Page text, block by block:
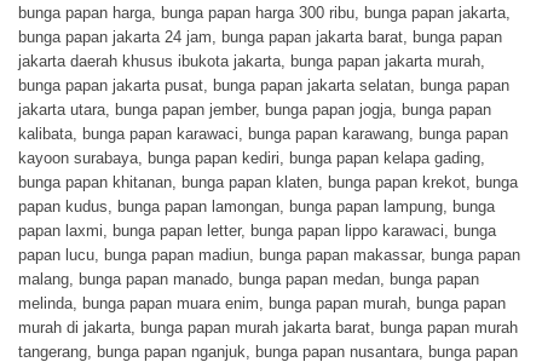
bunga papan harga, bunga papan harga 300 ribu, bunga papan jakarta,
bunga papan jakarta 24 jam, bunga papan jakarta barat, bunga papan
jakarta daerah khusus ibukota jakarta, bunga papan jakarta murah,
bunga papan jakarta pusat, bunga papan jakarta selatan, bunga papan
jakarta utara, bunga papan jember, bunga papan jogja, bunga papan
kalibata, bunga papan karawaci, bunga papan karawang, bunga papan
kayoon surabaya, bunga papan kediri, bunga papan kelapa gading,
bunga papan khitanan, bunga papan klaten, bunga papan krekot, bunga
papan kudus, bunga papan lamongan, bunga papan lampung, bunga
papan laxmi, bunga papan letter, bunga papan lippo karawaci, bunga
papan lucu, bunga papan madiun, bunga papan makassar, bunga papan
malang, bunga papan manado, bunga papan medan, bunga papan
melinda, bunga papan muara enim, bunga papan murah, bunga papan
murah di jakarta, bunga papan murah jakarta barat, bunga papan murah
tangerang, bunga papan nganjuk, bunga papan nusantara, bunga papan